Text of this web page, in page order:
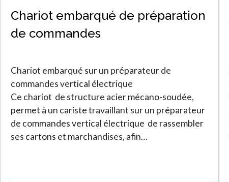
Chariot embarqué de préparation
de commandes
Chariot embarqué sur un préparateur de
commandes vertical électrique
Ce chariot de structure acier mécano-soudée,
permet à un cariste travaillant sur un préparateur
de commandes vertical électrique de rassembler
ses cartons et marchandises, afin…